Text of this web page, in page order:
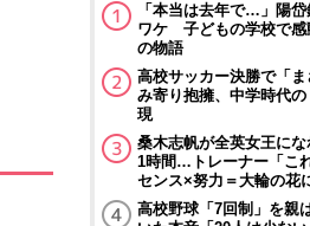
「本当は去年で…」陽
ワケ 子どもの学校で
の物語
高校サッカー決勝で「
み寄り抱擁、中学時代
現
桑木志帆が全英女王に
1時間…トレーナー「こ
センス×努力＝大輪の花
高校野球「7回制」を